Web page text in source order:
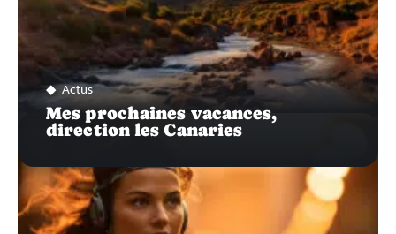
Actus
Mes prochaines vacances,
direction les Canaries